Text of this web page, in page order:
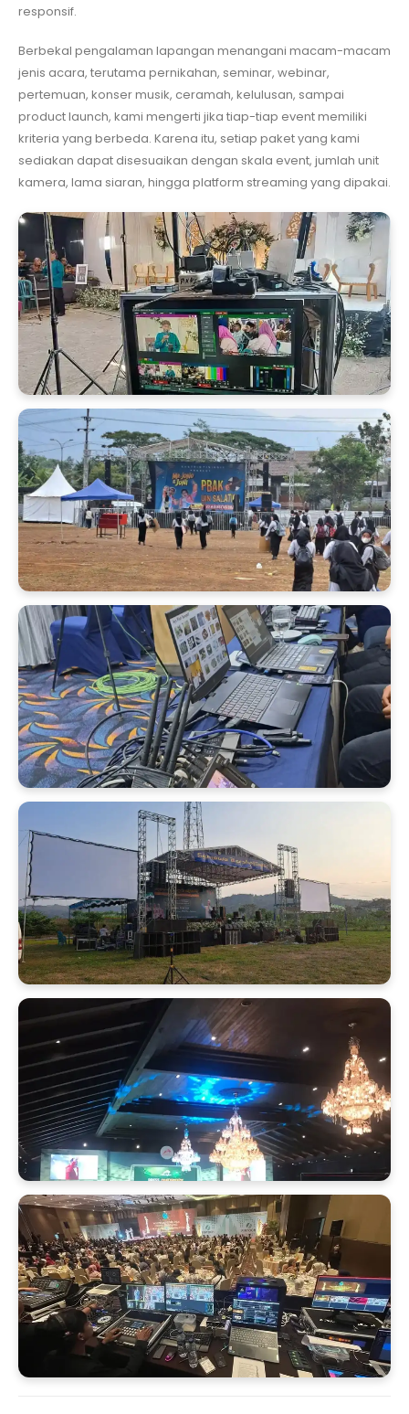
responsif.
Berbekal pengalaman lapangan menangani macam-macam
jenis acara, terutama pernikahan, seminar, webinar,
pertemuan, konser musik, ceramah, kelulusan, sampai
product launch, kami mengerti jika tiap-tiap event memiliki
kriteria yang berbeda. Karena itu, setiap paket yang kami
sediakan dapat disesuaikan dengan skala event, jumlah unit
kamera, lama siaran, hingga platform streaming yang dipakai.